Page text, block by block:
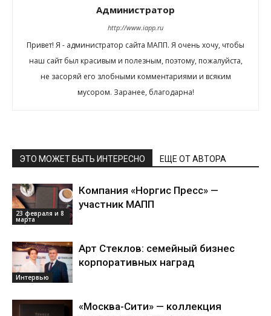
Администратор
http://www.iapp.ru
Привет! Я - администратор сайта МАПП. Я очень хочу, чтобы
наш сайт был красивым и полезным, поэтому, пожалуйста,
не засоряй его злобными комментариями и всяким
мусором. Заранее, благодарна!
ЭТО МОЖЕТ БЫТЬ ИНТЕРЕСНО ЕЩЕ ОТ АВТОРА
23 февраля и 8
марта
Компания «Норгис Пресс» —
участник МАПП
Интервью
Арт Стеклов: семейный бизнес
корпоративных наград
«Москва-Сити» — коллекция